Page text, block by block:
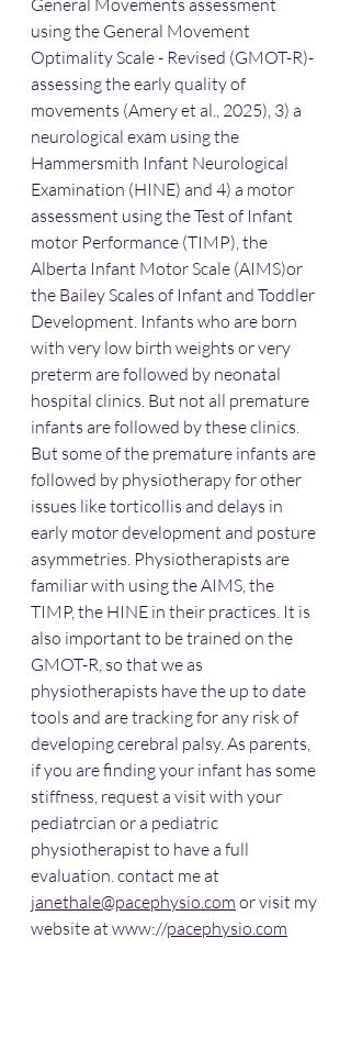
General Movements assessment
using the General Movement
Optimality Scale - Revised (GMOT-R)-
assessing the early quality of
movements (Amery et al., 2025), 3) a
neurological exam using the
Hammersmith Infant Neurological
Examination (HINE) and 4) a motor
assessment using the Test of Infant
motor Performance (TIMP), the
Alberta Infant Motor Scale (AIMS)or
the Bailey Scales of Infant and Toddler
Development. Infants who are born
with very low birth weights or very
preterm are followed by neonatal
hospital clinics. But not all premature
infants are followed by these clinics.
But some of the premature infants are
followed by physiotherapy for other
issues like torticollis and delays in
early motor development and posture
asymmetries. Physiotherapists are
familiar with using the AIMS, the
TIMP, the HINE in their practices. It is
also important to be trained on the
GMOT-R, so that we as
physiotherapists have the up to date
tools and are tracking for any risk of
developing cerebral palsy. As parents,
if you are finding your infant has some
stiffness, request a visit with your
pediatrcian or a pediatric
physiotherapist to have a full
evaluation. contact me at
janethale@pacephysio.com or visit my
website at www://pacephysio.com